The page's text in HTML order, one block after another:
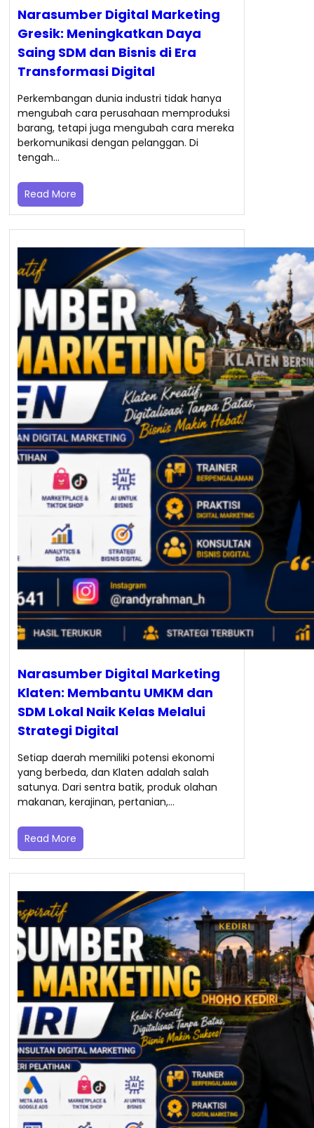
Narasumber Digital Marketing
Gresik: Meningkatkan Daya
Saing SDM dan Bisnis di Era
Transformasi Digital
Perkembangan dunia industri tidak hanya
mengubah cara perusahaan memproduksi
barang, tetapi juga mengubah cara mereka
berkomunikasi dengan pelanggan. Di
tengah…
Read More
Narasumber Digital Marketing
Klaten: Membantu UMKM dan
SDM Lokal Naik Kelas Melalui
Strategi Digital
Setiap daerah memiliki potensi ekonomi
yang berbeda, dan Klaten adalah salah
satunya. Dari sentra batik, produk olahan
makanan, kerajinan, pertanian,…
Read More